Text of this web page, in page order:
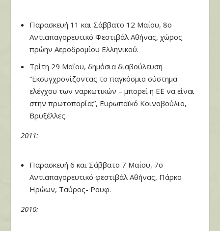
Παρασκευή 11 και Σάββατο 12 Μαΐου, 8ο
Αντιαπαγορευτικό Φεστιβάλ Αθήνας, χώρος
πρώην Αεροδρομίου Ελληνικού.
Τρίτη 29 Μαΐου, δημόσια διαβούλευση
“Εκσυγχρονίζοντας το παγκόσμιο σύστημα
ελέγχου των ναρκωτικών – μπορεί η ΕΕ να είναι
στην πρωτοπορία;”, Ευρωπαϊκό Κοινοβούλιο,
Βρυξέλλες.
2011:
Παρασκευή 6 και Σάββατο 7 Μαΐου, 7ο
Αντιαπαγορευτικό φεστιβάλ Αθήνας, Πάρκο
Ηρώων, Ταύρος- Ρουφ.
2010: